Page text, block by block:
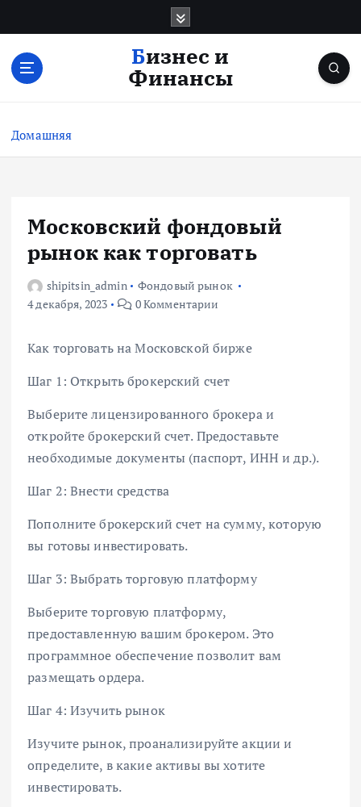
с
Бизнес и
Финансы
Домашняя
Московский фондовый
рынок как торговать
shipitsin_admin
Фондовый рынок
4 декабря, 2023
0 Комментарии
Как торговать на Московской бирже
Шаг 1: Открыть брокерский счет
Выберите лицензированного брокера и
откройте брокерский счет. Предоставьте
необходимые документы (паспорт, ИНН и др.).
Шаг 2: Внести средства
Пополните брокерский счет на сумму, которую
вы готовы инвестировать.
Шаг 3: Выбрать торговую платформу
Выберите торговую платформу,
предоставленную вашим брокером. Это
программное обеспечение позволит вам
размещать ордера.
Шаг 4: Изучить рынок
Изучите рынок, проанализируйте акции и
определите, в какие активы вы хотите
инвестировать.